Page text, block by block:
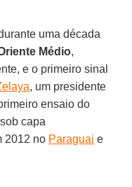
uma década
Médio,
e o primeiro sinal
, um presidente
ensaio do
capa
2012 no Paraguai e